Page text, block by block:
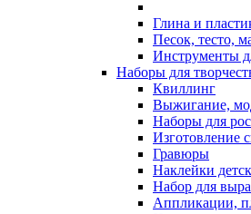
Глина и
Песок, тесто,
Инструменты
Наборы для
Квиллинг
Выжигание,
Наборы для
Изготовление
Гравюры
Наклейки
Набор для
Аппликации,